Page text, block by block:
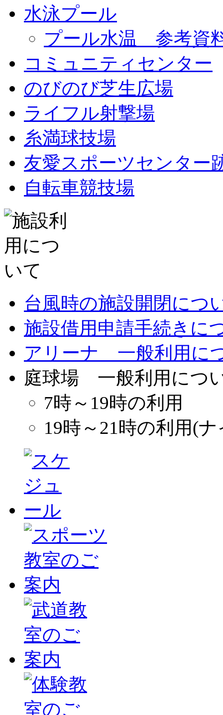
水泳プール
プール水温 参考資
コミュニティセンター
のびのび芝生広場
ライフル射撃場
糸満球技場
友愛スポーツセンター
自転車競技場
台風時の施設開閉につ
施設借用申請手続きに
アリーナ 一般利用に
庭球場 一般利用につ
7時～19時の利用
19時～21時の利用(